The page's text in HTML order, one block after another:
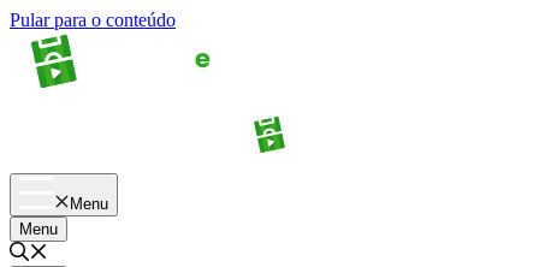
Pular para o conteúdo
Menu
Menu